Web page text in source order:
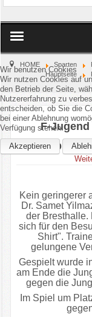
Home
Verein
Kinderschutz
Sparten
Gastronomie
Aktuell
HOME Sparten
Hauptseite
F-
Cup
Kein geringerer
Dr. Samet
der Bresthalle.
sich für den
Shirt".
gelungene
Gespielt wurde
am Ende die
gegen die
Im Spiel um
Wir benutzen Cookies
Wir nutzen Cookies auf
den Betrieb der Seite,
Nutzererfahrung zu
entscheiden, ob Sie die
bei einer Ablehnung
Verfügung stehen.
Akzeptieren